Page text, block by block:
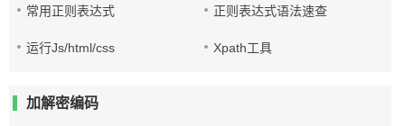
常用正则表达式 正则表达式语法速查
运行Js/html/css Xpath工具
加解密编码